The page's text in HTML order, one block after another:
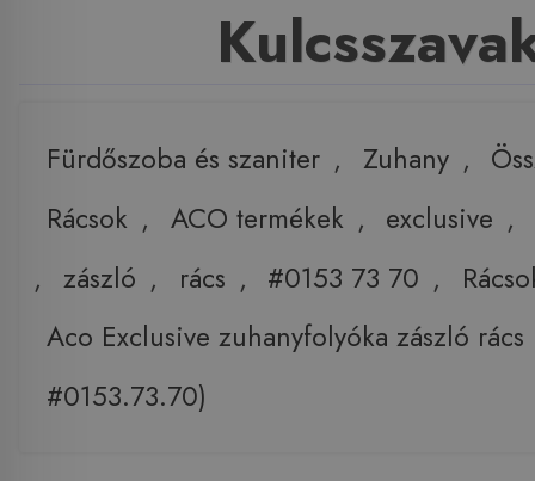
Fürdőszoba és szaniter , Zuhany ,
Rácsok , ACO termékek , exclusive ,
, zászló , rács , #0153 73 70 ,
Aco Exclusive zuhanyfolyóka zászló
#0153.73.70)